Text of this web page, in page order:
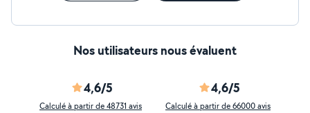
Nos utilisateurs nous évaluent
4,6/5
Calculé à partir de 48731 avis
4,6/5
Calculé à partir de 66000 avis